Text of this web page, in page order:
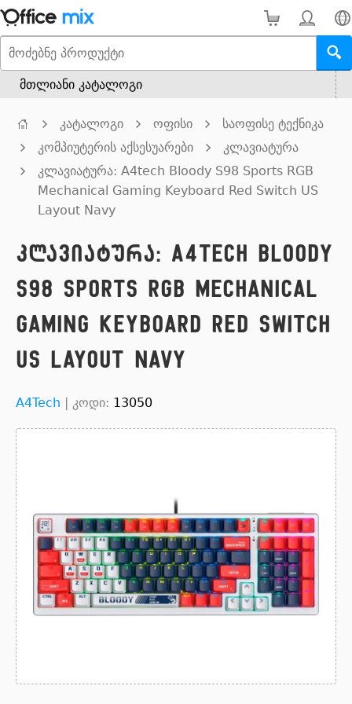
მთლიანი კატალოგი
კატალოგი ოფისი
საოფისე ტექნიკა
კომპიუტერის აქსესუარები
კლავიატურა
კლავიატურა: A4tech Bloody S98 Sports RGB
Mechanical Gaming Keyboard Red Switch US
Layout Navy
კლავიატურა: A4tech Bloody
S98 Sports RGB Mechanical
Gaming Keyboard Red Switch
US Layout Navy
A4Tech | კოდი: 13050